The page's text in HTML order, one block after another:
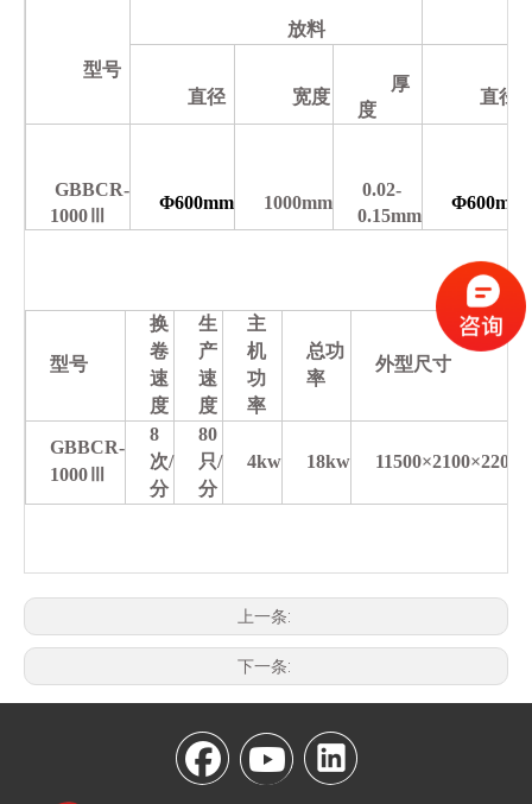
型号
放料
直径 宽度
厚
度
直径
GBBCR-
1000Ⅲ
Φ600mm 1000mm
0.02-
0.15mm
Φ600mm
型号
换
卷
速
度
生
产
速
度
主
机
功
率
总功
率
外型尺寸
GBBCR-
1000Ⅲ
8
次/
分
80
只/
分
4kw 18kw 11500×2100×2200
上一条:
下一条: